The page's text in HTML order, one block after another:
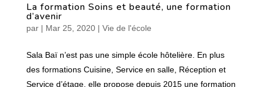
La formation Soins et beauté, une formation
d’avenir
par | Mar 25, 2020| Vie de l'école
Sala Baï n’est pas une simple école hôtelière. En plus
des formations Cuisine, Service en salle, Réception et
Service d’étage, elle propose depuis 2015 une formation